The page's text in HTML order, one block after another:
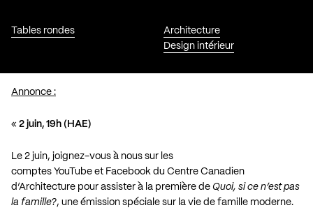
Tables rondes
Architecture
Design intérieur
Annonce :
« 2 juin, 19h (HAE)
Le 2 juin, joignez-vous à nous sur les
comptes YouTube et Facebook du Centre Canadien
d’Architecture pour assister à la première de Quoi, si ce n’est pas
la famille?, une émission spéciale sur la vie de famille moderne.